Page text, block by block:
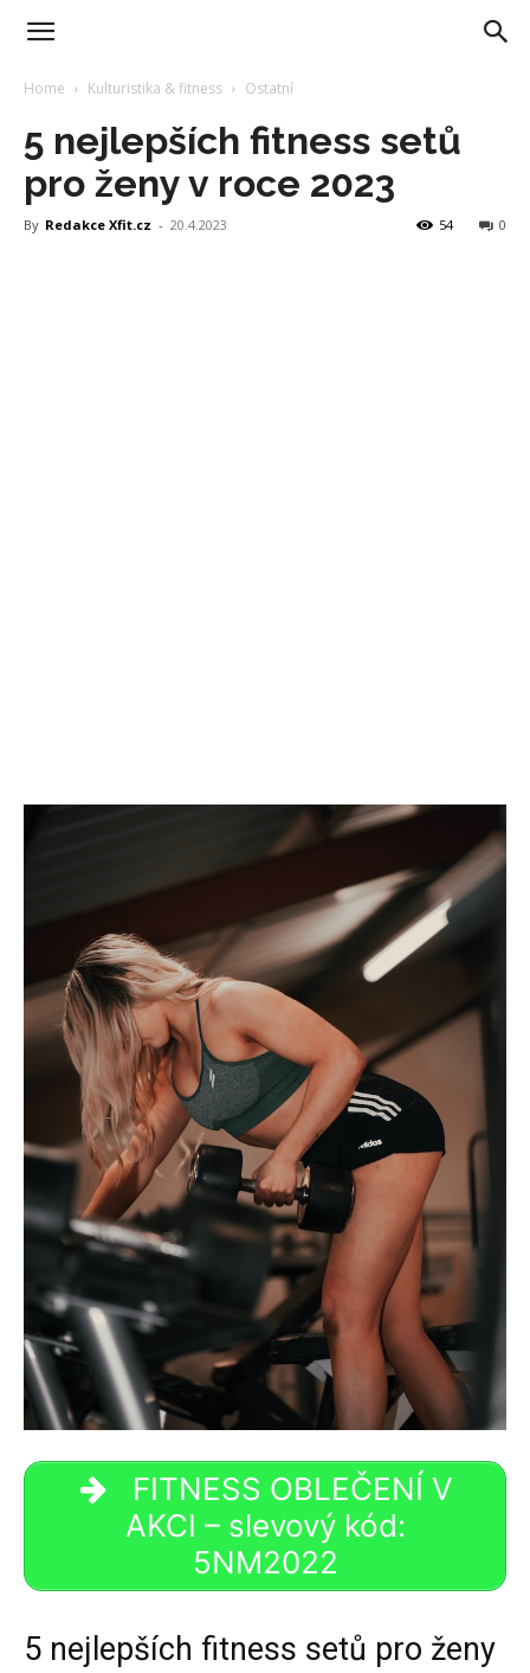
Home Kulturistika & fitness Ostatní
5 nejlepších fitness setů
pro ženy v roce 2023
By Redakce Xfit.cz - 20.4.2023 0
54
FITNESS OBLEČENÍ V
AKCI – slevový kód:
5NM2022
5 nejlepších fitness setů pro ženy